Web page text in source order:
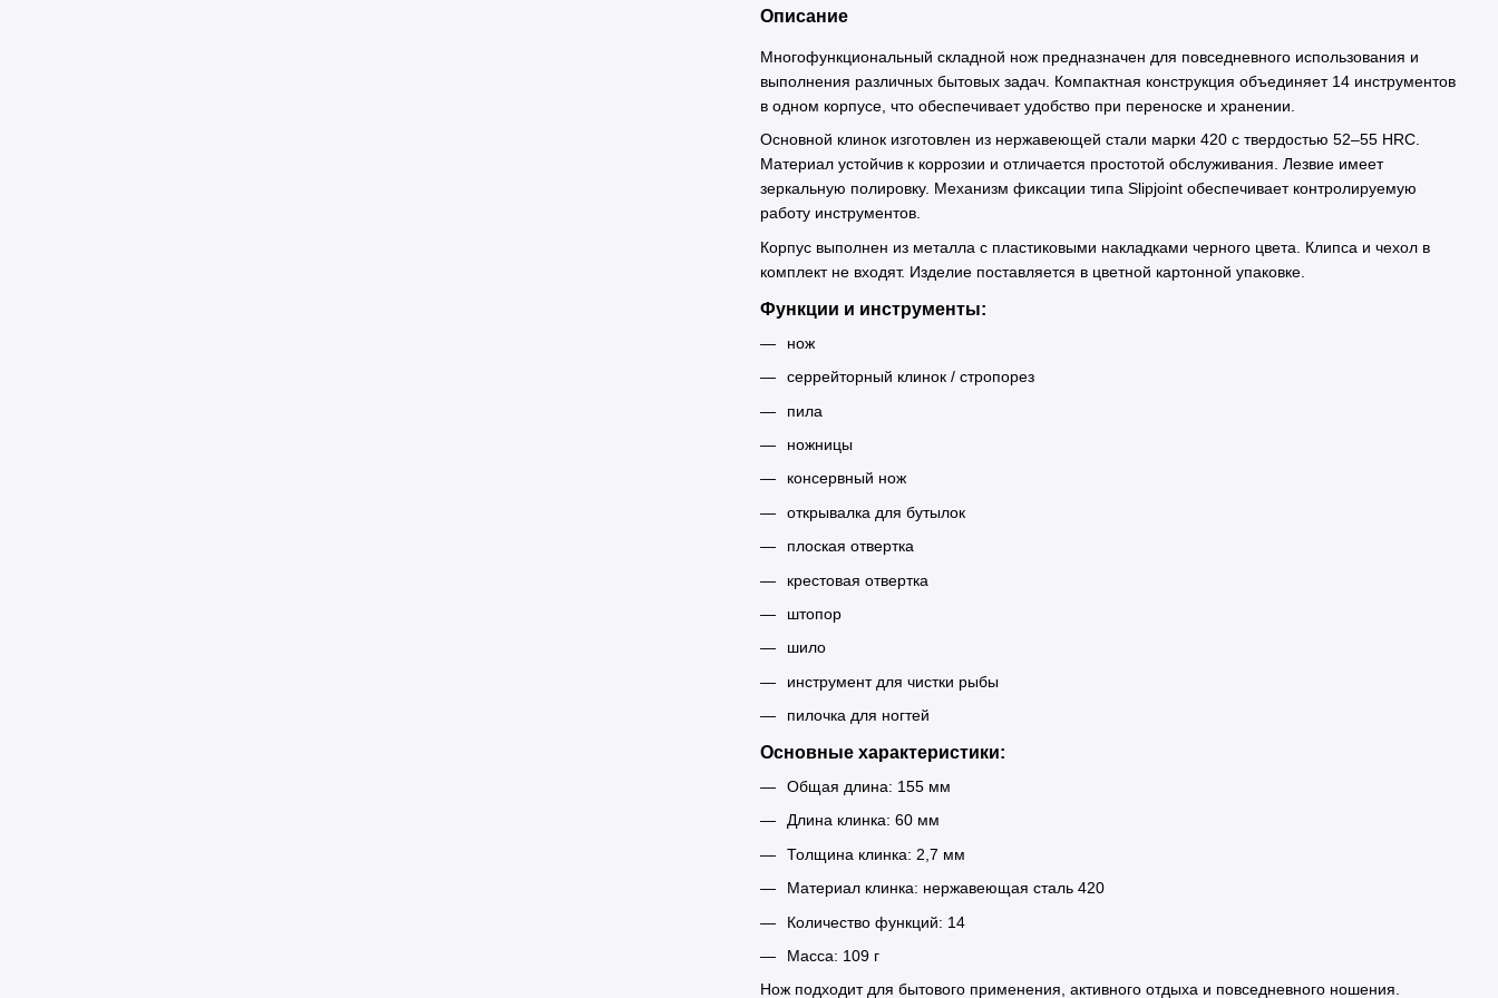
Описание
Многофункциональный складной нож предназначен для повседневного использования и
выполнения различных бытовых задач. Компактная конструкция объединяет 14 инструментов
в одном корпусе, что обеспечивает удобство при переноске и хранении.
Основной клинок изготовлен из нержавеющей стали марки 420 с твердостью 52–55 HRC.
Материал устойчив к коррозии и отличается простотой обслуживания. Лезвие имеет
зеркальную полировку. Механизм фиксации типа Slipjoint обеспечивает контролируемую
работу инструментов.
Корпус выполнен из металла с пластиковыми накладками черного цвета. Клипса и чехол в
комплект не входят. Изделие поставляется в цветной картонной упаковке.
Функции и инструменты:
нож
серрейторный клинок / стропорез
пила
ножницы
консервный нож
открывалка для бутылок
плоская отвертка
крестовая отвертка
штопор
шило
инструмент для чистки рыбы
пилочка для ногтей
Основные характеристики:
Общая длина: 155 мм
Длина клинка: 60 мм
Толщина клинка: 2,7 мм
Материал клинка: нержавеющая сталь 420
Количество функций: 14
Масса: 109 г
Нож подходит для бытового применения, активного отдыха и повседневного ношения.